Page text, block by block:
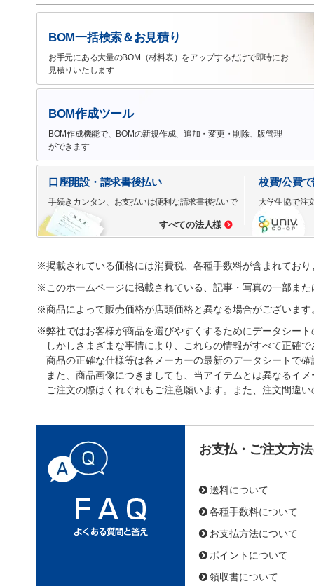
BOM一括検索＆お見積り
お手元にある大量のBOM（材料表）をアップするだけで即時にお
見積りいたします
BOM作成ツール
BOM作成機能で、BOMの新規作成、追加・変更・削除、版管理
ができます
口座開設・請求書後払い
手続きカンタン、お支払いは便利な請求書後払いで
すべての法人様
校費/公費
大学生協で注
※掲載されている価格には消費税、各種手数料が含まれてお
※このホームページに掲載されている、記事・写真の一部ま
※商品によって販売価格が店頭価格と異なる場合がございます
※弊社ではお客様が商品を選びやすくするためにデータシー
しかしさまざまな事情により、これらの情報がすべて正確
商品の正確な仕様等は各メーカーの最新のデータシートで確
また、商品画像につきましても、当アイテムとは異なるイ
ご注文の際はくれぐれもご注意願います。また、注文間違
お支払・ご注文方
送料について
各種手数料について
お支払方法について
ポイントについて
領収書について